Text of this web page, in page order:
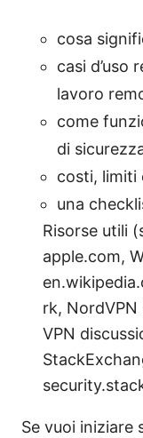
cosa
casi d’uso
lavoro
come
di
costi, limiti
una
Risorse utili
apple.com,
rk,
VPN
Se vuoi iniziare